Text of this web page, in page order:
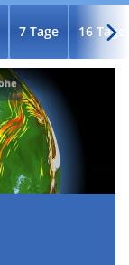
7 Tage 16 Tage